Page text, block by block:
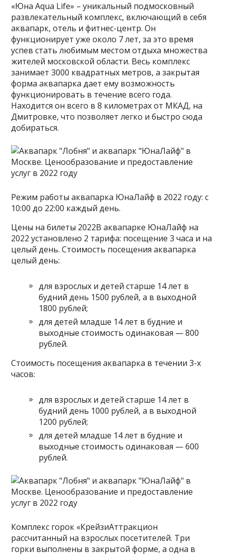
«Юна Aqua Life» – уникальный подмосковный
развлекательный комплекс, включающий в себя
аквапарк, отель и фитнес-центр. Он
функционирует уже около 7 лет, за это время
успев стать любимым местом отдыха множества
жителей московской области. Весь комплекс
занимает 3000 квадратных метров, а закрытая
форма аквапарка дает ему возможность
функционировать в течение всего года.
Находится он всего в 8 километрах от МКАД, на
Дмитровке, что позволяет легко и быстро сюда
добираться.
Режим работы аквапарка ЮнаЛайф в 2022 году: с
10:00 до 22:00 каждый день.
Цены на билеты 2022В аквапарке ЮнаЛайф на
2022 установлено 2 тарифа: посещение 3 часа и на
целый день. Стоимость посещения аквапарка
целый день:
для взрослых и детей старше 14 лет в
будний день 1500 рублей, а в выходной
1800 рублей;
для детей младше 14 лет в будние и
выходные стоимость одинаковая — 800
рублей.
Стоимость посещения аквапарка в течении 3-х
часов:
для взрослых и детей старше 14 лет в
будний день 1000 рублей, а в выходной
1200 рублей;
для детей младше 14 лет в будние и
выходные стоимость одинаковая — 600
рублей.
Комплекс горок «КрейзиАттракцион
рассчитанный на взрослых посетителей. Три
горки выполнены в закрытой форме, а одна в